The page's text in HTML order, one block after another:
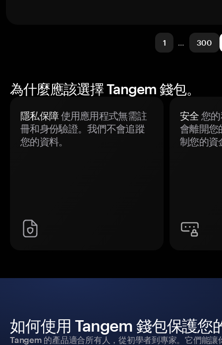
1 … 300
為什麼應該選擇 Tangem 錢包。
隱私保障使用應用程式無需註
冊和身份驗證。我們不會追蹤
您的資料。
安全 您
會離開您
制您的資
如何使用 Tangem 錢包保護您
Tangem 的產品適合所有人，從初學者到專家。它們能